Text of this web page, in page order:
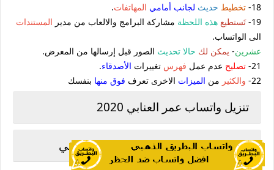
18- تخطيط حديث لجانب أمامي المهاتفات.
19- تَستطيع هذه اللحظة مشاركة البرامج والالعاب من مدير المستندات
الى الواتساب.
عشرين- يمكن لك حالا تحديث الصور قبل إرسالها من المعرض.
21- تصليح عدم عمل فهرس تغييرات الأصدقاء.
22- والكثير من الميزات الاخرى تعرف فوق منها بنفسك
تنزيل واتساب عمر العنابي 2020
OBWhatsApp واتس عمر باذيب العنابي